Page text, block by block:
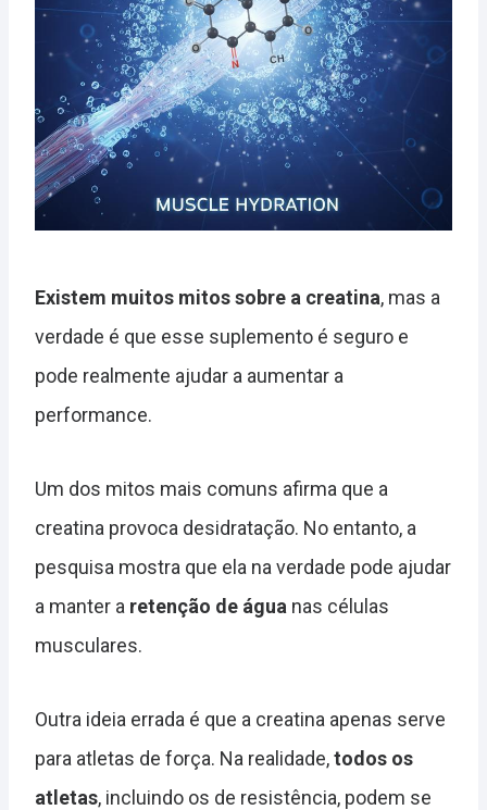
Existem muitos mitos sobre a creatina, mas a
verdade é que esse suplemento é seguro e
pode realmente ajudar a aumentar a
performance.
Um dos mitos mais comuns afirma que a
creatina provoca desidratação. No entanto, a
pesquisa mostra que ela na verdade pode ajudar
a manter a retenção de água nas células
musculares.
Outra ideia errada é que a creatina apenas serve
para atletas de força. Na realidade,todos os
atletas, incluindo os de resistência, podem se